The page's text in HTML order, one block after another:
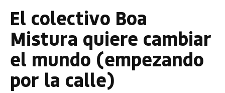
El colectivo Boa
Mistura quiere cambiar
el mundo (empezando
por la calle)